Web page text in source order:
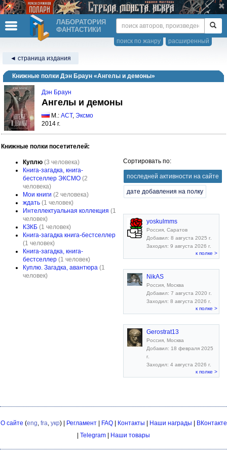
ЛАБОРАТОРИЯ
ФАНТАСТИКИ
расширенный
поиск по жанру
◄ страница издания
Книжные полки Дэн Браун «Ангелы и демоны»
Дэн Браун
Ангелы и демоны
М.: АСТ, Эксмо
2014 г.
Книжные полки посетителей:
Куплю (3 человека)
Книга-загадка, книга-
бестселлер ЭКСМО (2
человека)
Мои книги (2 человека)
ждать (1 человек)
Интеллектуальная коллекция (1
человек)
КЗКБ (1 человек)
Книга-загадка книга-бестселлер
(1 человек)
Книга-загадка, книга-
бестселлер (1 человек)
Куплю. Загадка, авантюра (1
человек)
Сортировать по:
последней активности на сайте
дате добавления на полку
yoskulmms
Россия, Саратов
Добавил: 8 августа 2025 г.
Заходил: 9 августа 2026 г.
к полке >
NikAS
Россия, Москва
Добавил: 7 августа 2020 г.
Заходил: 8 августа 2026 г.
к полке >
Gerostrat13
Россия, Москва
Добавил: 18 февраля 2025
г.
Заходил: 4 августа 2026 г.
к полке >
О сайте (eng, fra, укр) | Регламент| FAQ| Контакты Наши награды
ВКонтакте
Telegram Наши товары